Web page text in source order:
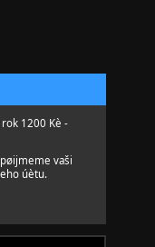
1200 Kè -
vaši
úètu.